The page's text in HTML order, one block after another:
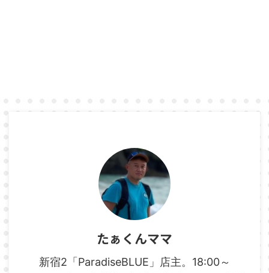
たぁくんママ
新宿2「ParadiseBLUE」店主。18:00～